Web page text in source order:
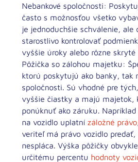
Nebankové spoločnosti:
často s možnosťou všetko
je jednoduchšie schválenie, ale
starostlivo kontrolovať
vyššie úroky alebo rôzne skryté
Pôžička so zálohou majetku:
ktorú poskytujú ako banky, tak
spoločnosti. Sú vhodné pre
vyššie čiastky a majú majetok,
ponúknuť ako záruku.
na vozidlo uplatnízáložné právo
veriteľ má právo vozidlo predať,
nespláca. Výška pôžičky
určitému percentu hodnoty